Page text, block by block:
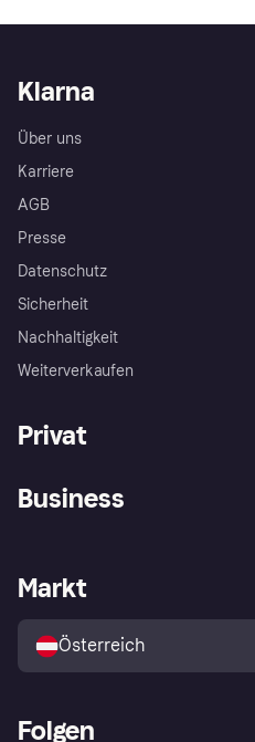
Klarna
Über uns
Karriere
AGB
Presse
Datenschutz
Sicherheit
Nachhaltigkeit
Weiterverkaufen
Privat
Shops entdecken
Business
Händlerportal
Markt
Österreich
Folgen